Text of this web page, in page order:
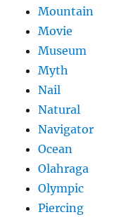
Mountain
Movie
Museum
Myth
Nail
Natural
Navigator
Ocean
Olahraga
Olympic
Piercing